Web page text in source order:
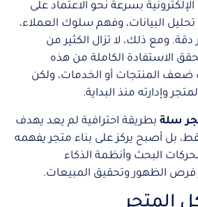
بسرعة نحو الاعتماد على
البيانات، وفهم سلوك العملاء،
دقة. ومع ذلك، لا تزال الكثير من
تحقق الاستفادة الكاملة من هذه
ضعف المنتجات أو الخدمات، ولكن
وإدارته منذ البداية.
سلة بطريقة احترافية لم يعد يهدف
بل أصبح يركز على بناء متجر يفهمه
البحث وأنظمة الذكاء
فرص الظهور وتحقيق المبيعات.